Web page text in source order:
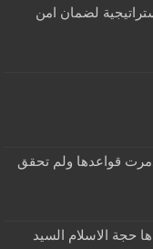
لضمان امن
قواعدها ولم تحقق
حجة الاسلام السيد